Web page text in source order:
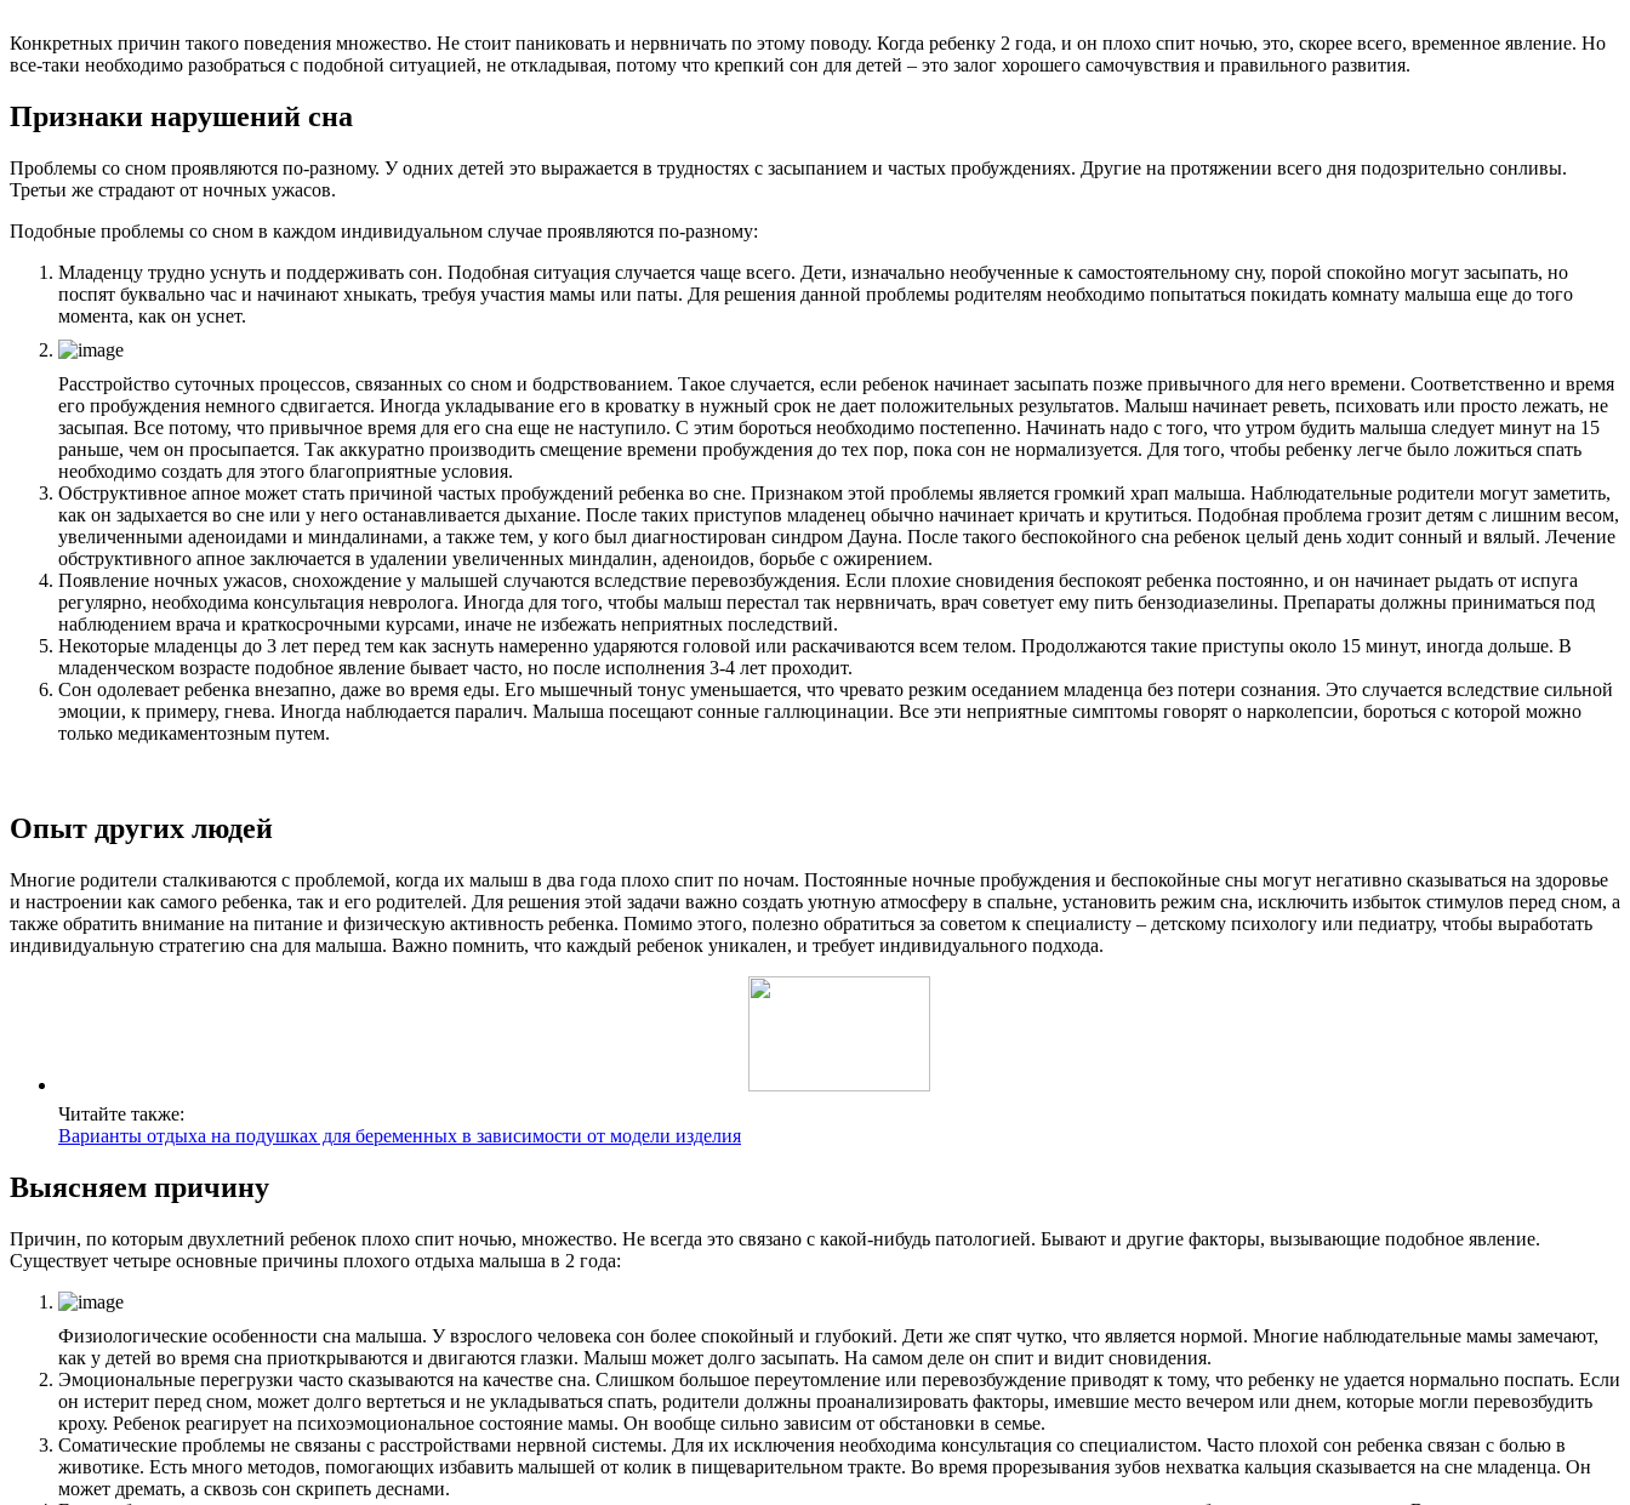
Конкретных причин такого поведения множество. Не стоит паниковать и нервничать по этому поводу. Когда ребенку 2 года, и он плохо спит ночью, это, скорее всего, временное явление. Но
все-таки необходимо разобраться с подобной ситуацией, не откладывая, потому что крепкий сон для детей – это залог хорошего самочувствия и правильного развития.
Признаки нарушений сна
Проблемы со сном проявляются по-разному. У одних детей это выражается в трудностях с засыпанием и частых пробуждениях. Другие на протяжении всего дня подозрительно сонливы.
Третьи же страдают от ночных ужасов.
Подобные проблемы со сном в каждом индивидуальном случае проявляются по-разному:
Младенцу трудно уснуть и поддерживать сон. Подобная ситуация случается чаще всего. Дети, изначально необученные к самостоятельному сну, порой спокойно могут засыпать, но
поспят буквально час и начинают хныкать, требуя участия мамы или паты. Для решения данной проблемы родителям необходимо попытаться покидать комнату малыша еще до того
момента, как он уснет.
Расстройство суточных процессов, связанных со сном и бодрствованием. Такое случается, если ребенок начинает засыпать позже привычного для него времени. Соответственно и время
его пробуждения немного сдвигается. Иногда укладывание его в кроватку в нужный срок не дает положительных результатов. Малыш начинает реветь, психовать или просто лежать, не
засыпая. Все потому, что привычное время для его сна еще не наступило. С этим бороться необходимо постепенно. Начинать надо с того, что утром будить малыша следует минут на 15
раньше, чем он просыпается. Так аккуратно производить смещение времени пробуждения до тех пор, пока сон не нормализуется. Для того, чтобы ребенку легче было ложиться спать
необходимо создать для этого благоприятные условия.
Обструктивное апное может стать причиной частых пробуждений ребенка во сне. Признаком этой проблемы является громкий храп малыша. Наблюдательные родители могут заметить,
как он задыхается во сне или у него останавливается дыхание. После таких приступов младенец обычно начинает кричать и крутиться. Подобная проблема грозит детям с лишним весом,
увеличенными аденоидами и миндалинами, а также тем, у кого был диагностирован синдром Дауна. После такого беспокойного сна ребенок целый день ходит сонный и вялый. Лечение
обструктивного апное заключается в удалении увеличенных миндалин, аденоидов, борьбе с ожирением.
Появление ночных ужасов, снохождение у малышей случаются вследствие перевозбуждения. Если плохие сновидения беспокоят ребенка постоянно, и он начинает рыдать от испуга
регулярно, необходима консультация невролога. Иногда для того, чтобы малыш перестал так нервничать, врач советует ему пить бензодиазелины. Препараты должны приниматься под
наблюдением врача и краткосрочными курсами, иначе не избежать неприятных последствий.
Некоторые младенцы до 3 лет перед тем как заснуть намеренно ударяются головой или раскачиваются всем телом. Продолжаются такие приступы около 15 минут, иногда дольше. В
младенческом возрасте подобное явление бывает часто, но после исполнения 3-4 лет проходит.
Сон одолевает ребенка внезапно, даже во время еды. Его мышечный тонус уменьшается, что чревато резким оседанием младенца без потери сознания. Это случается вследствие сильной
эмоции, к примеру, гнева. Иногда наблюдается паралич. Малыша посещают сонные галлюцинации. Все эти неприятные симптомы говорят о нарколепсии, бороться с которой можно
только медикаментозным путем.
Опыт других людей
Многие родители сталкиваются с проблемой, когда их малыш в два года плохо спит по ночам. Постоянные ночные пробуждения и беспокойные сны могут негативно сказываться на здоровье
и настроении как самого ребенка, так и его родителей. Для решения этой задачи важно создать уютную атмосферу в спальне, установить режим сна, исключить избыток стимулов перед сном, а
также обратить внимание на питание и физическую активность ребенка. Помимо этого, полезно обратиться за советом к специалисту – детскому психологу или педиатру, чтобы выработать
индивидуальную стратегию сна для малыша. Важно помнить, что каждый ребенок уникален, и требует индивидуального подхода.
Читайте также:
Варианты отдыха на подушках для беременных в зависимости от модели изделия
Выясняем причину
Причин, по которым двухлетний ребенок плохо спит ночью, множество. Не всегда это связано с какой-нибудь патологией. Бывают и другие факторы, вызывающие подобное явление.
Существует четыре основные причины плохого отдыха малыша в 2 года:
Физиологические особенности сна малыша. У взрослого человека сон более спокойный и глубокий. Дети же спят чутко, что является нормой. Многие наблюдательные мамы замечают,
как у детей во время сна приоткрываются и двигаются глазки. Малыш может долго засыпать. На самом деле он спит и видит сновидения.
Эмоциональные перегрузки часто сказываются на качестве сна. Слишком большое переутомление или перевозбуждение приводят к тому, что ребенку не удается нормально поспать. Если
он истерит перед сном, может долго вертеться и не укладываться спать, родители должны проанализировать факторы, имевшие место вечером или днем, которые могли перевозбудить
кроху. Ребенок реагирует на психоэмоциональное состояние мамы. Он вообще сильно зависим от обстановки в семье.
Соматические проблемы не связаны с расстройствами нервной системы. Для их исключения необходима консультация со специалистом. Часто плохой сон ребенка связан с болью в
животике. Есть много методов, помогающих избавить малышей от колик в пищеварительном тракте. Во время прорезывания зубов нехватка кальция сказывается на сне младенца. Он
может дремать, а сквозь сон скрипеть деснами.